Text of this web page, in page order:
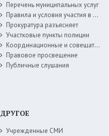
Перечень муниципальных услуг
Правила и условия участия в жилищных программах
Прокуратура разъясняет
Участковые пункты полиции
Координационные и совещательные органы
Правовое просвещение
Публичные слушания
ДРУГОЕ
Учрежденные СМИ